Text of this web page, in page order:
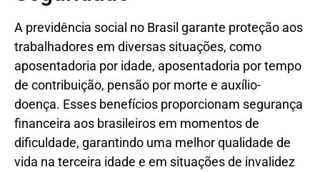
A previdência social no Brasil garante proteção aos
trabalhadores em diversas situações, como
aposentadoria por idade, aposentadoria por tempo
de contribuição, pensão por morte e auxílio-
doença. Esses benefícios proporcionam segurança
financeira aos brasileiros em momentos de
dificuldade, garantindo uma melhor qualidade de
vida na terceira idade e em situações de invalidez